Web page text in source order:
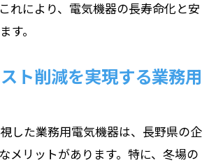
れにより、電気機器の長寿命化と安
す。
ト削減を実現する業務用
した業務用電気機器は、長野県の企
メリットがあります。特に、冬場の